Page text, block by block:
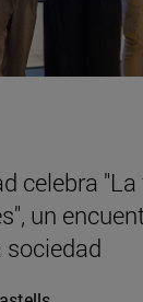
celebra
un
sociedad